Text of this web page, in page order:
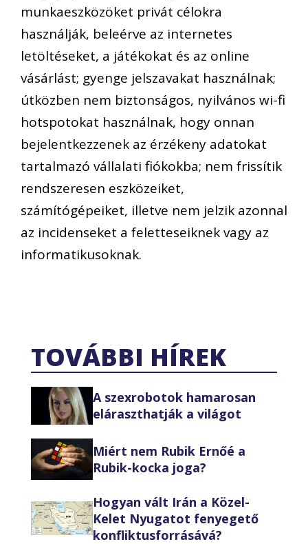
munkaeszközöket privát célokra
használják, beleérve az internetes
letöltéseket, a játékokat és az online
vásárlást; gyenge jelszavakat használnak;
útközben nem biztonságos, nyilvános wi-fi
hotspotokat használnak, hogy onnan
bejelentkezzenek az érzékeny adatokat
tartalmazó vállalati fiókokba; nem frissítik
rendszeresen eszközeiket,
számítógépeiket, illetve nem jelzik azonnal
az incidenseket a feletteseiknek vagy az
informatikusoknak.
TOVÁBBI HÍREK
A szexrobotok hamarosan
eláraszthatják a világot
Miért nem Rubik Ernőé a
Rubik-kocka joga?
Hogyan vált Irán a Közel-
Kelet Nyugatot fenyegető
konfliktusforrásává?